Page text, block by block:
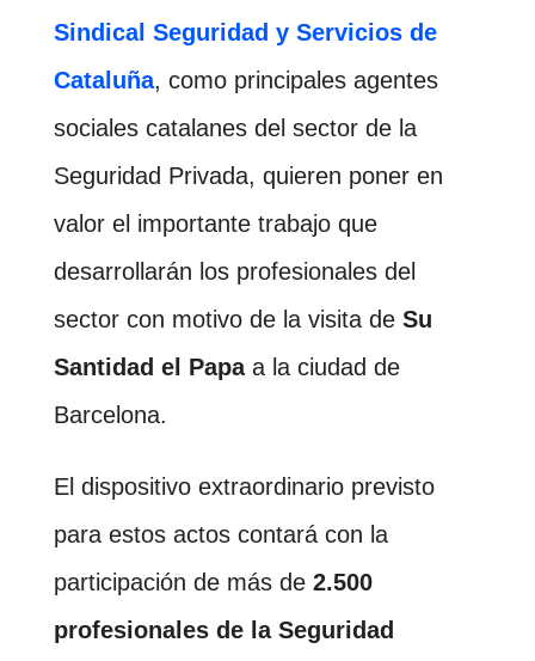
Sindical Seguridad y Servicios de
Cataluña, como principales agentes
sociales catalanes del sector de la
Seguridad Privada, quieren poner en
valor el importante trabajo que
desarrollarán los profesionales del
sector con motivo de la visita de Su
Santidad el Papaa la ciudad de
Barcelona.
El dispositivo extraordinario previsto
para estos actos contará con la
participación de más de 2.500
profesionales de la Seguridad